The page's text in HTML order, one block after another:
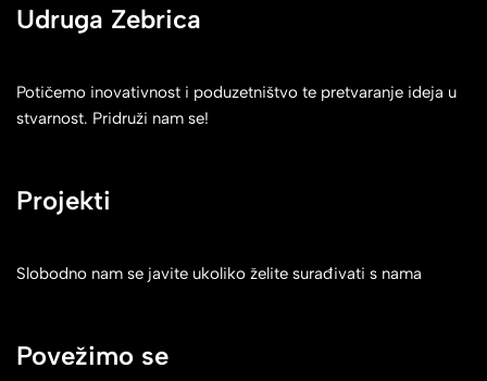
Udruga Zebrica
Potičemo inovativnost i poduzetništvo te pretvaranje ideja u
stvarnost. Pridruži nam se!
Projekti
Slobodno nam se javite ukoliko želite surađivati s nama
Povežimo se